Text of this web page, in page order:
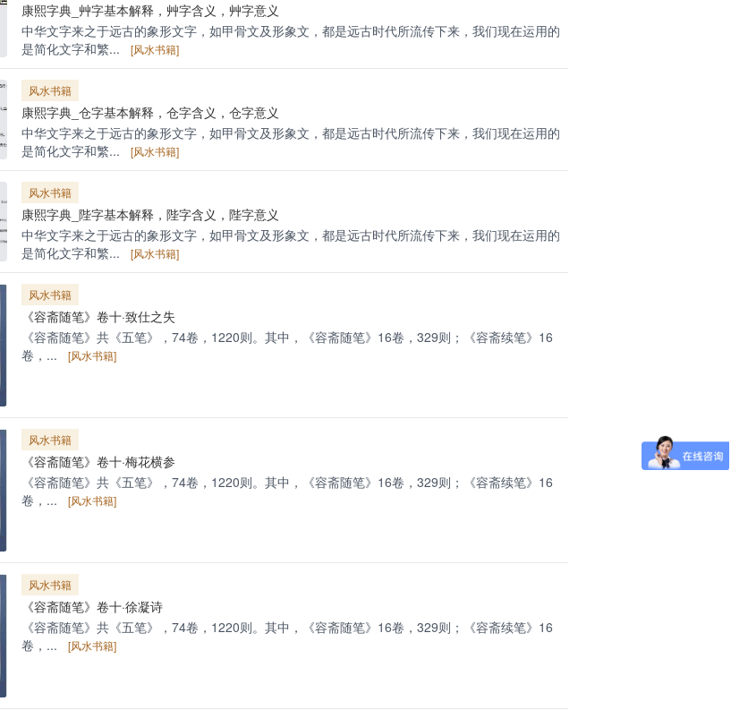
康熙字典_艸字基本解释，艸字含义，艸字意义
中华文字来之于远古的象形文字，如甲骨文及形象文，都是远古时代所流传下来，我们现在运用的
是简化文字和繁...
[风水书籍]
风水书籍
康熙字典_仓字基本解释，仓字含义，仓字意义
中华文字来之于远古的象形文字，如甲骨文及形象文，都是远古时代所流传下来，我们现在运用的
是简化文字和繁...
[风水书籍]
风水书籍
康熙字典_陛字基本解释，陛字含义，陛字意义
中华文字来之于远古的象形文字，如甲骨文及形象文，都是远古时代所流传下来，我们现在运用的
是简化文字和繁...
[风水书籍]
风水书籍
《容斋随笔》卷十·致仕之失
《容斋随笔》共《五笔》，74卷，1220则。其中，《容斋随笔》16卷，329则；《容斋续笔》16
卷，...
[风水书籍]
风水书籍
《容斋随笔》卷十·梅花横参
《容斋随笔》共《五笔》，74卷，1220则。其中，《容斋随笔》16卷，329则；《容斋续笔》16
卷，...
[风水书籍]
风水书籍
《容斋随笔》卷十·徐凝诗
《容斋随笔》共《五笔》，74卷，1220则。其中，《容斋随笔》16卷，329则；《容斋续笔》16
卷，...
[风水书籍]